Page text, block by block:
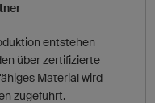
entstehen
über zertifizierte
Material wird
zugeführt.